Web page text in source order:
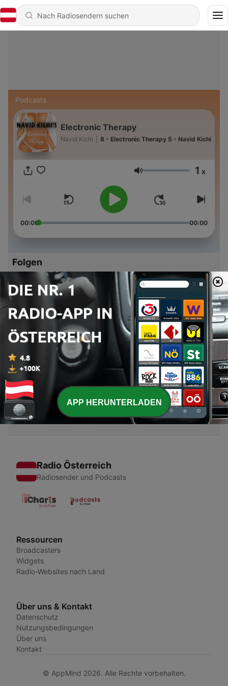
Podcasts
Electronic Therapy
Navid Kichi 8 - Electronic Therapy 5 - Navid Kichi
Lautstärke 1 x
00:00 00:00
Folgen
8 - Electronic Therapy 5 - Navid Kichi
7 - Electronic Therapy 4 - Navid Kichi
11 Feb. 2012
Electronic Therapy 3 - Navid Kichi
11 Feb. 2012
5 - Electronic Therapy 2 - Navid Kichi
11 Feb. 2012
Radio Österreich
Radiosender und Podcasts
Ressourcen
Broadcasters
Widgets
Radio-Websites nach Land
Über uns & Kontakt
Datenschutz
Nutzungsbedingungen
Über uns
Kontakt
© AppMind 2026. Alle Rechte vorbehalten.
APP HERUNTERLADEN